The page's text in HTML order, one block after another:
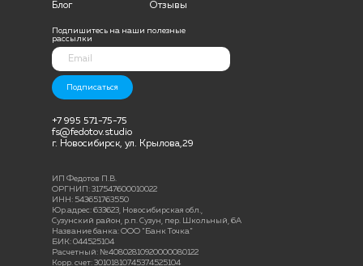
+7 995 571-75-75
fs@fedotov.studio
г. Новосибирск, ул. Крылова,29
Отзывы
Блог
ИП Федотов П.В.
ОРГНИП: 317547600010022
ИНН: 543651763550
Юр.адрес: 633623, Новосибирская обл.,
Сузунский район, р.п. Сузун, пер. Школьный, 6А
Название банка: ООО "Банк Точка"
БИК: 044525104
Расчетный: №40802810920000080122
Корр. счет: 30101810745374525104
Подпишитесь на наши полезные
рассылки
Подписаться